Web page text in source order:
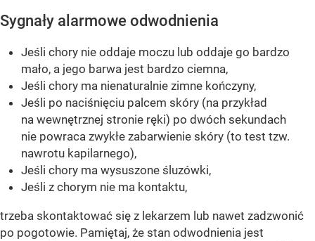
Sygnały alarmowe odwodnienia
Jeśli chory nie oddaje moczu lub oddaje go bardzo
mało, a jego barwa jest bardzo ciemna,
Jeśli chory ma nienaturalnie zimne kończyny,
Jeśli po naciśnięciu palcem skóry (na przykład
na wewnętrznej stronie ręki) po dwóch sekundach
nie powraca zwykłe zabarwienie skóry (to test tzw.
nawrotu kapilarnego),
Jeśli chory ma wysuszone śluzówki,
Jeśli z chorym nie ma kontaktu,
trzeba skontaktować się z lekarzem lub nawet zadzwonić
po pogotowie. Pamiętaj, że stan odwodnienia jest